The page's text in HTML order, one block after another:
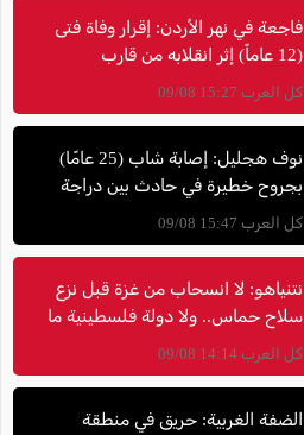
فاجعة في نهر الأردن: إقرار وفاة فتى
(12 عاماً) إثر انقلابه من قارب
كل العرب 15:27 09/08
نوف هجليل: إصابة شاب (25 عامًا)
بجروح خطيرة في حادث بين دراجة
نارية ومركبة
كل العرب 15:47 09/08
نتنياهو: لا انسحاب من غزة قبل نزع
سلاح حماس.. ولا دولة فلسطينية ما
دمت رئيسًا للوزراء
كل العرب 14:14 09/08
الضفة الغربية: حريق في منطقة